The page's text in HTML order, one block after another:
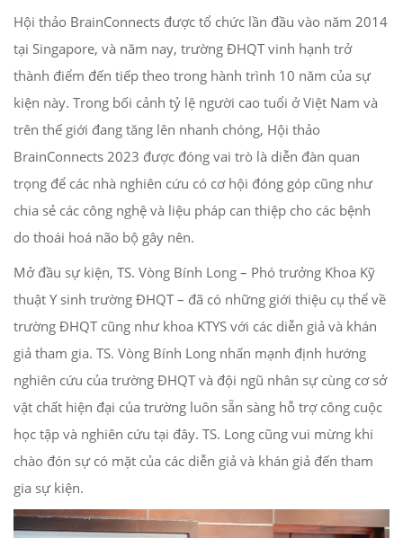
Hội thảo BrainConnects được tổ chức lần đầu vào năm 2014
tại Singapore, và năm nay, trường ĐHQT vinh hạnh trở
thành điểm đến tiếp theo trong hành trình 10 năm của sự
kiện này. Trong bối cảnh tỷ lệ người cao tuổi ở Việt Nam và
trên thế giới đang tăng lên nhanh chóng, Hội thảo
BrainConnects 2023 được đóng vai trò là diễn đàn quan
trọng để các nhà nghiên cứu có cơ hội đóng góp cũng như
chia sẻ các công nghệ và liệu pháp can thiệp cho các bệnh
do thoái hoá não bộ gây nên.
Mở đầu sự kiện, TS. Vòng Bính Long – Phó trưởng Khoa Kỹ
thuật Y sinh trường ĐHQT – đã có những giới thiệu cụ thể về
trường ĐHQT cũng như khoa KTYS với các diễn giả và khán
giả tham gia. TS. Vòng Bính Long nhấn mạnh định hướng
nghiên cứu của trường ĐHQT và đội ngũ nhân sự cùng cơ sở
vật chất hiện đại của trường luôn sẵn sàng hỗ trợ công cuộc
học tập và nghiên cứu tại đây. TS. Long cũng vui mừng khi
chào đón sự có mặt của các diễn giả và khán giả đến tham
gia sự kiện.